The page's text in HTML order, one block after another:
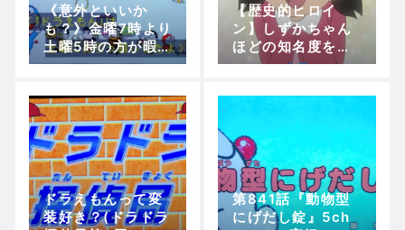
《意外といいか
も？》金曜7時より
土曜5時の方が暇つ
ぶしに見れていい
【歴史的ヒロイ
ン】しずかちゃん
ほどの知名度を持
つヒロインがおっ
ー！！
ドラえもんって変
装好き？(ドラドラ
第841話『動物型
にげだし錠』5ch